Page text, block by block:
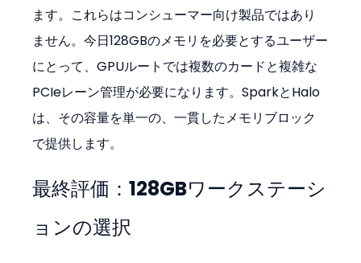
ます。これらはコンシューマー向け製品ではあり
ません。今日128GBのメモリを必要とするユーザー
にとって、GPUルートでは複数のカードと複雑な
PCIeレーン管理が必要になります。SparkとHalo
は、その容量を単一の、一貫したメモリブロック
で提供します。
最終評価：128GBワークステーシ
ョンの選択